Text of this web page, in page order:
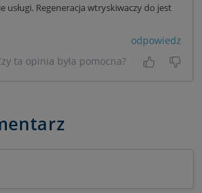
usługi. Regeneracja wtryskiwaczy do jest
odpowiedz
ta opinia była pomocna?
Tak, była
Nie